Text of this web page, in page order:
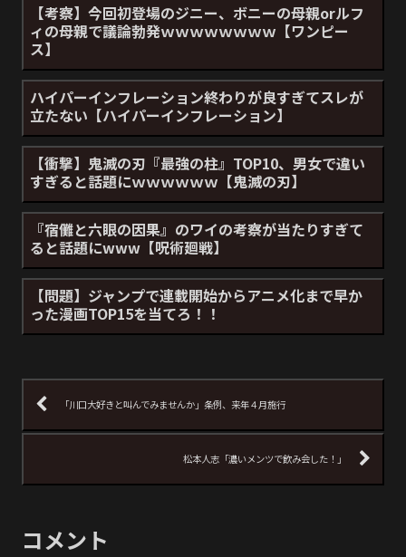
【考察】今回初登場のジニー、ボニーの母親orルフ
ィの母親で議論勃発ｗｗｗｗｗｗｗｗ【ワンピー
ス】
ハイパーインフレーション終わりが良すぎてスレが
立たない【ハイパーインフレーション】
【衝撃】鬼滅の刃『最強の柱』TOP10、男女で違い
すぎると話題にｗｗｗｗｗｗ【鬼滅の刃】
『宿儺と六眼の因果』のワイの考察が当たりすぎて
ると話題にwww【呪術廻戦】
【問題】ジャンプで連載開始からアニメ化まで早か
った漫画TOP15を当てろ！！
「川口大好きと叫んでみませんか」条例、来年４月施行
松本人志「濃いメンツで飲み会した！」
コメント